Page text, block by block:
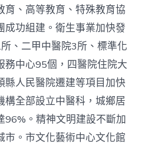
育、高等教育、特殊教育協
成功組建。衛生事業加快發
、二甲中醫院3所、標準化
務中心95個，四醫院住院大
縣人民醫院遷建等項目加快
構全部設立中醫科，城鄉居
96%。精神文明建設不斷加
市。市文化藝術中心文化館